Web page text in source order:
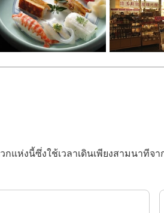
แห่งนี้ซึ่งใช้เวลาเดินเพียงสามนาที